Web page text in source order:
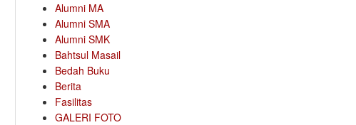
Alumni MA
Alumni SMA
Alumni SMK
Bahtsul Masail
Bedah Buku
Berita
Fasilitas
GALERI FOTO